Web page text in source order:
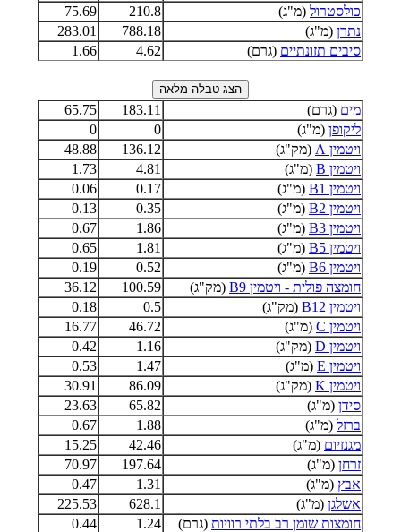
כולסטרול (מ"ג) 210.8
75.69
נתרן (מ"ג) 788.18
283.01
סיבים תזונתיים (גרם) 4.62
1.66
מים (גרם) 183.11
65.75
ליקופן (מ"ג) 0
0
ויטמין A
(מק"ג) 136.12
48.88
ויטמין B
(מ"ג) 4.81
1.73
ויטמין B1
(מ"ג) 0.17
0.06
ויטמין B2
(מ"ג) 0.35
0.13
ויטמין B3
(מ"ג) 1.86
0.67
ויטמין B5
(מ"ג) 1.81
0.65
ויטמין B6
(מ"ג) 0.52
0.19
חומצה פולית - ויטמין B9
(מק"ג) 100.59
36.12
ויטמין B12
(מק"ג) 0.5
0.18
ויטמין C
(מ"ג) 46.72
16.77
ויטמין D
(מק"ג) 1.16
0.42
ויטמין E
(מ"ג) 1.47
0.53
ויטמין K
(מק"ג) 86.09
30.91
סידן (מ"ג) 65.82
23.63
ברזל (מ"ג) 1.88
0.67
מגנזיום (מ"ג) 42.46
15.25
זרחן (מ"ג) 197.64
70.97
אבץ (מ"ג) 1.31
0.47
אשלגן (מ"ג) 628.1
225.53
חומצות שומן רב בלתי רוויות (גרם) 1.24
0.44